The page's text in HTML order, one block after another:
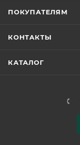
ПОКУПАТЕЛЯМ
КОНТАКТЫ
КАТАЛОГ